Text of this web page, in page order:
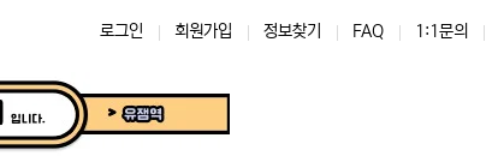
로그인 회원가입 정보찾기 FAQ 1:1문의